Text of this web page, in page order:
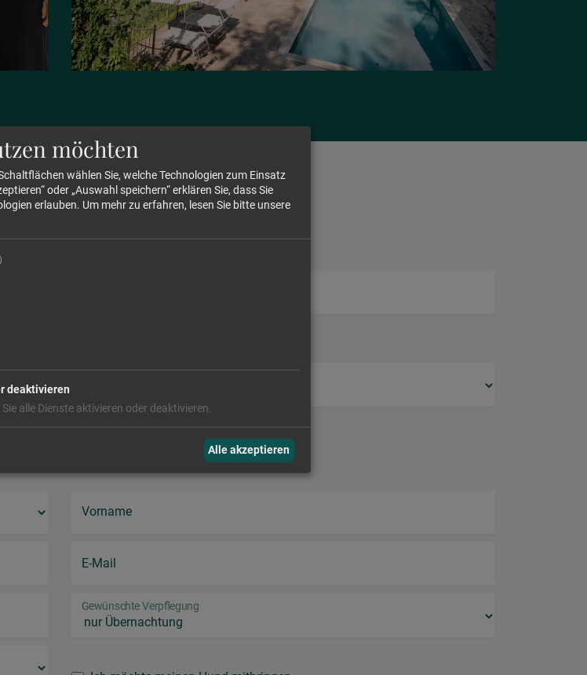
Vorname
E-Mail
Gewünschte Verpflegung
möchten
wählen Sie, welche Technologien zum Einsatz
oder „Auswahl speichern“ erklären Sie, dass Sie
erlauben. Um mehr zu erfahren, lesen Sie bitte unsere
deaktivieren
alle Dienste aktivieren oder deaktivieren.
Alle akzeptieren